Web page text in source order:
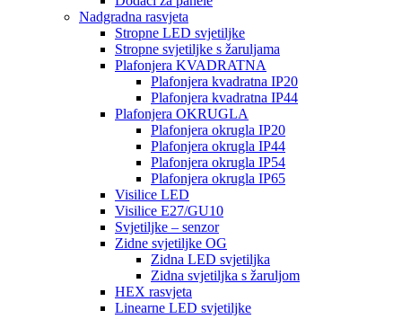
Nadgradna rasvjeta
Stropne LED svjetiljke
Stropne svjetiljke s žaruljama
Plafonjera KVADRATNA
Plafonjera kvadratna IP20
Plafonjera kvadratna IP44
Plafonjera OKRUGLA
Plafonjera okrugla IP20
Plafonjera okrugla IP44
Plafonjera okrugla IP54
Plafonjera okrugla IP65
Visilice LED
Visilice E27/GU10
Svjetiljke – senzor
Zidne svjetiljke OG
Zidna LED svjetiljka
Zidna svjetiljka s žaruljom
HEX rasvjeta
Linearne LED svjetiljke